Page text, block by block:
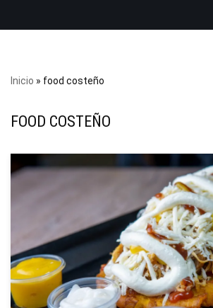
Inicio » food costeño
FOOD COSTEÑO